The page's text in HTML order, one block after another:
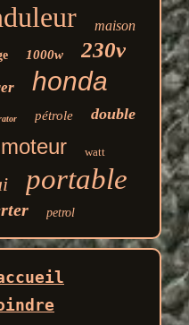
maison
1000w 230v
honda
pétrole double
moteur watt
portable
petrol